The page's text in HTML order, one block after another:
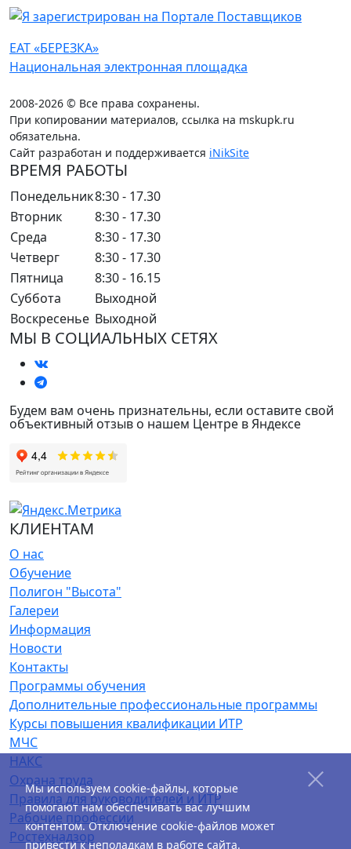
ЕАТ «БЕРЕЗКА»
Национальная электронная площадка
2008-2026 © Все права сохранены.
При копировании материалов, ссылка на mskupk.ru
обязательна.
Сайт разработан и поддерживается iNikSite
ВРЕМЯ РАБОТЫ
Понедельник8:30 - 17.30
Вторник
8:30 - 17.30
Среда
8:30 - 17.30
Четверг
8:30 - 17.30
Пятница
8:30 - 16.15
Суббота
Выходной
Воскресенье Выходной
МЫ В СОЦИАЛЬНЫХ СЕТЯХ
Будем вам очень признательны, если оставите свой
объективный отзыв о нашем Центре в Яндексе
КЛИЕНТАМ
О нас
Обучение
Полигон "Высота"
Галереи
Информация
Новости
Контакты
Программы обучения
Дополнительные профессиональные программы
Курсы повышения квалификации ИТР
МЧС
НАКС
Охрана труда
Правила для руководителей и ИТР
Рабочие профессии
Ростехнадзор
Мы используем cookie-файлы, которые
помогают нам обеспечивать вас лучшим
контентом. Отключение cookie-файлов может
привести к неполадкам в работе сайта.